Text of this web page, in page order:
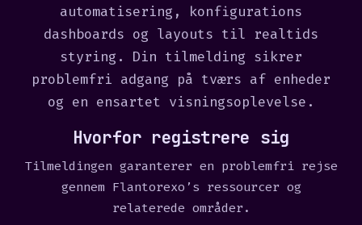
automatisering, konfigurations
dashboards og layouts til realtids
styring. Din tilmelding sikrer
problemfri adgang på tværs af enheder
og en ensartet visningsoplevelse.
Hvorfor registrere sig
Tilmeldingen garanterer en problemfri rejse
gennem Flantorexo’s ressourcer og
relaterede områder.